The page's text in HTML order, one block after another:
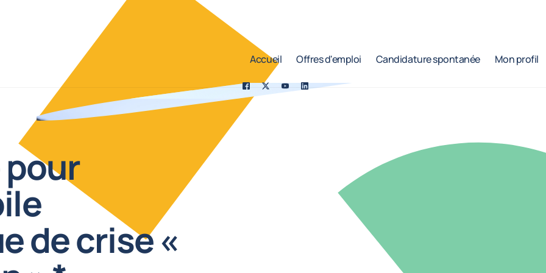
Accueil Offres d'emploi Candidature spontanée Mon profil
Facebook
TwitterYouTube
LinkedIn
pour
de crise «